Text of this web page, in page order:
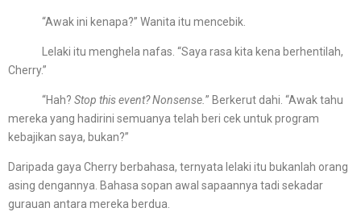
“Awak ini kenapa?” Wanita itu mencebik.
Lelaki itu menghela nafas. “Saya rasa kita kena berhentilah,
Cherry.”
“Hah? Stop this event? Nonsense.” Berkerut dahi. “Awak tahu
mereka yang hadirini semuanya telah beri cek untuk program
kebajikan saya, bukan?”
Daripada gaya Cherry berbahasa, ternyata lelaki itu bukanlah orang
asing dengannya. Bahasa sopan awal sapaannya tadi sekadar
gurauan antara mereka berdua.